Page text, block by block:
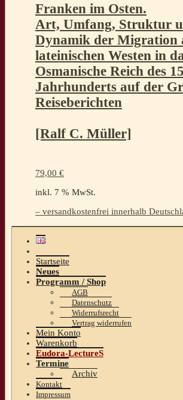
Franken im Osten.
Art, Umfang, Struktur
Dynamik der Migration
lateinischen Westen in
Osmanische Reich des
Jahrhunderts auf der
Reiseberichten
[Ralf C. Müller]
79,00 €
inkl. 7 % MwSt.
– versandkostenfrei innerhalb
Startseite
Neues
Programm / Shop
AGB
Datenschutz
Widerrufsrecht
Vertrag widerrufen
Mein Konto
Warenkorb
Eudora-LectureS
Termine
Archiv
Kontakt
Impressum